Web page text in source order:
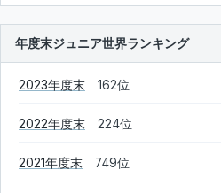
年度末ジュニア世界ランキング
2023年度末 162位
2022年度末 224位
2021年度末 749位